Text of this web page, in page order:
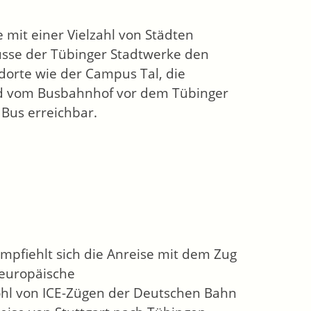
einer Vielzahl von Städten
der Tübinger Stadtwerke den
wie der Campus Tal, die
Busbahnhof vor dem Tübinger
erreichbar.
sich die Anreise mit dem Zug
von ICE-Zügen der Deutschen Bahn